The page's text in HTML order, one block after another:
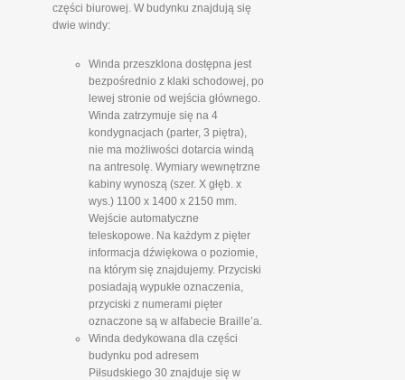
części biurowej. W budynku znajdują się
dwie windy:
Winda przeszklona dostępna jest
bezpośrednio z klaki schodowej, po
lewej stronie od wejścia głównego.
Winda zatrzymuje się na 4
kondygnacjach (parter, 3 piętra),
nie ma możliwości dotarcia windą
na antresolę. Wymiary wewnętrzne
kabiny wynoszą (szer. X głęb. x
wys.) 1100 x 1400 x 2150 mm.
Wejście automatyczne
teleskopowe. Na każdym z pięter
informacja dźwiękowa o poziomie,
na którym się znajdujemy. Przyciski
posiadają wypukłe oznaczenia,
przyciski z numerami pięter
oznaczone są w alfabecie Braille’a.
Winda dedykowana dla części
budynku pod adresem
Piłsudskiego 30 znajduje się w